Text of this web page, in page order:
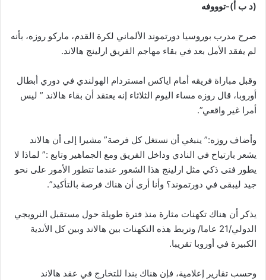
(د ب أ)-توووفه
صرح مدرب بوروسيا دورتموند الألماني لكرة القدم، ماركو روزه، بأنه
لم يفقد الأمل بعد في بقاء مهاجم الفريق ارلينج هالاند.
وقبل مباراة فريقه أمام اياكس امستردام الهولندي في دوري أبطال
أوروبا، قال روزه مساء اليوم الثلاثاء إنه يعتقد أن بقاء هالاند ” ليس
أمرا غير واقعي”.
وأضاف روزه:” ينبغي أن نستغل كل فرصة” مشيرا إلى أن هالاند
يشعر بارتياح في النادي وداخل الفريق ومع الجماهير وتابع :” لماذا لا
يطور فتى ذكي مثل ارلينج هذا الشعور عندما تتطور الأمور على نحو
جيد ليبقى في دورتموند؟ وأنا أرى أن هناك فرصة بالتأكيد”.
يذكر أن هناك تكهنات مثارة منذ فترة طويلة حول مستقبل النرويجي
الدولي/21 عاما/ وتربط هذه التكهنات بين هالاند وبين كل الأندية
الكبيرة في أوروبا تقريبا.
وحسب تقارير إعلامية، فإن هناك بندا للتخارج في عقد هالاند